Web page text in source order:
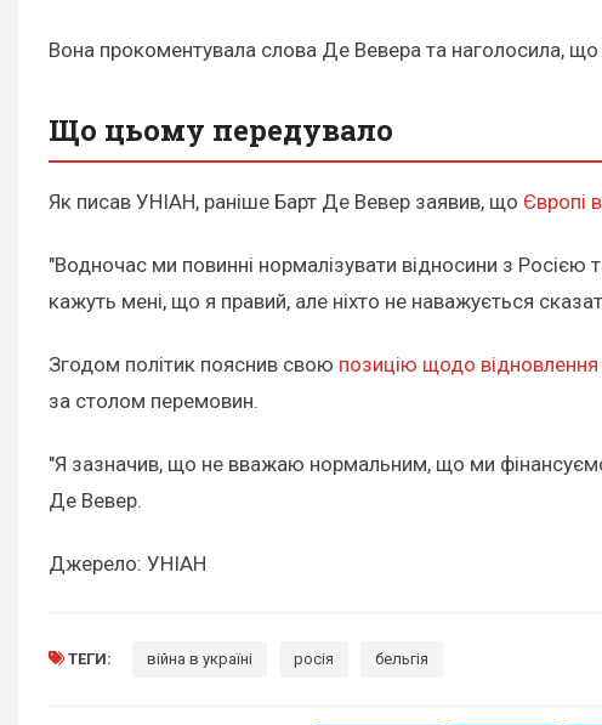
Вона прокоментувала слова Де Вевера та наголосила,
Що цьому передувало
Як писав УНІАН, раніше Барт Де Вевер заявив, що Європі
"Водночас ми повинні нормалізувати відносини з Росією
кажуть мені, що я правий, але ніхто не наважується
Згодом політик пояснив свою позицію щодо
за столом перемовин.
"Я зазначив, що не вважаю нормальним, що ми
Де Вевер.
Джерело: УНІАН
ТЕГИ: війна в україні росія бельгія